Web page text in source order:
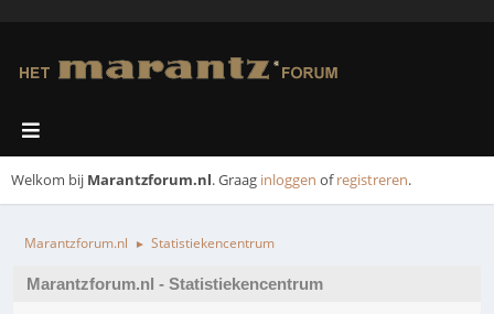
Welkom bij Marantzforum.nl. Graag inloggen ofregistreren.
Marantzforum.nl ► Statistiekencentrum
Marantzforum.nl - Statistiekencentrum